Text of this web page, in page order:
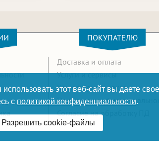
ПОКУПАТЕЛЮ
Доставка и оплата
Услуги и сервисы
Как оформить заказ
Политика
Согласие на обработку ПД
этот веб-сайт вы даете
с политикой конфиденциальности.
Разрешить cookie-файлы